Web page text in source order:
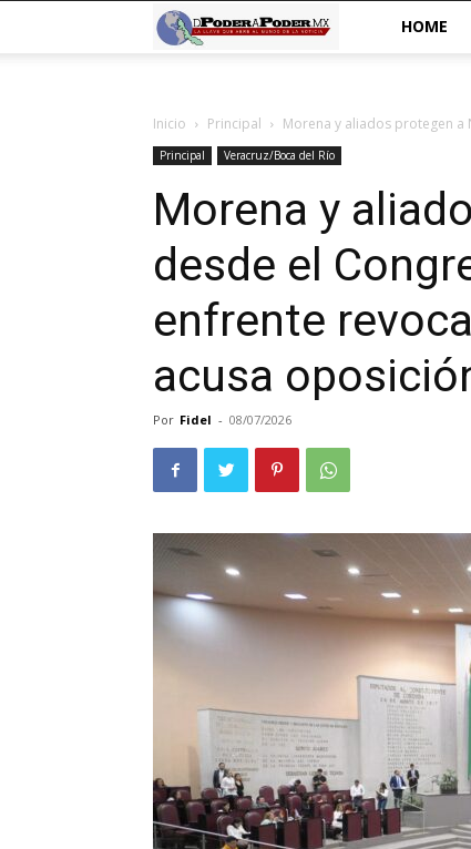
a
HOME
Inicio Principal Morena y aliados protegen a
Principal Veracruz/Boca del Río
Morena y
desde el
enfrente
acusa
Por Fidel - 08/07/2026